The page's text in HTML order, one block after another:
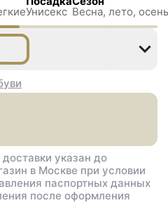
Унисекс Весна, лето,
42
указан до
в Москве при условии
паспортных данных
после оформления